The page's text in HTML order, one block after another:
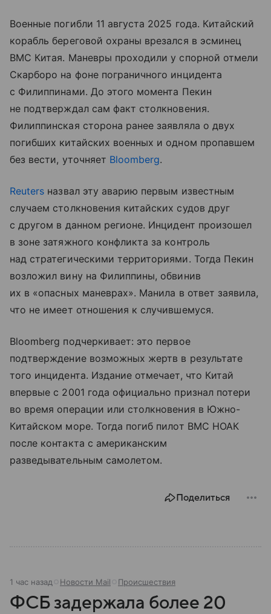
Военные погибли 11 августа 2025 года. Китайский
корабль береговой охраны врезался в эсминец
ВМС Китая. Маневры проходили у спорной отмели
Скарборо на фоне пограничного инцидента
с Филиппинами. До этого момента Пекин
не подтверждал сам факт столкновения.
Филиппинская сторона ранее заявляла о двух
погибших китайских военных и одном пропавшем
без вести, уточняет Bloomberg.
Reuters назвал эту аварию первым известным
случаем столкновения китайских судов друг
с другом в данном регионе. Инцидент произошел
в зоне затяжного конфликта за контроль
над стратегическими территориями. Тогда Пекин
возложил вину на Филиппины, обвинив
их в «опасных маневрах». Манила в ответ заявила,
что не имеет отношения к случившемуся.
Bloomberg подчеркивает: это первое
подтверждение возможных жертв в результате
того инцидента. Издание отмечает, что Китай
впервые с 2001 года официально признал потери
во время операции или столкновения в Южно-
Китайском море. Тогда погиб пилот ВМС НОАК
после контакта с американским
разведывательным самолетом.
Поделиться
1 час назад Новости Mail Происшествия
ФСБ задержала более 20